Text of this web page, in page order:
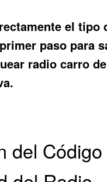
el tipo
paso para
radio carro de
del